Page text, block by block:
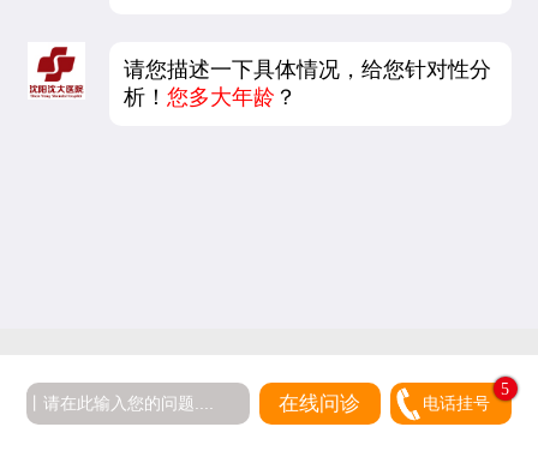
请您描述一下具体情况，给您针对性分
析！您多大年龄 ？
在线问诊 电话挂号
5